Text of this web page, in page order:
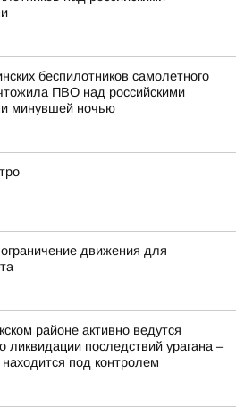
беспилотников самолетного
ПВО над российскими
минувшей ночью
движения для
районе активно ведутся
ликвидации последствий урагана –
находится под контролем